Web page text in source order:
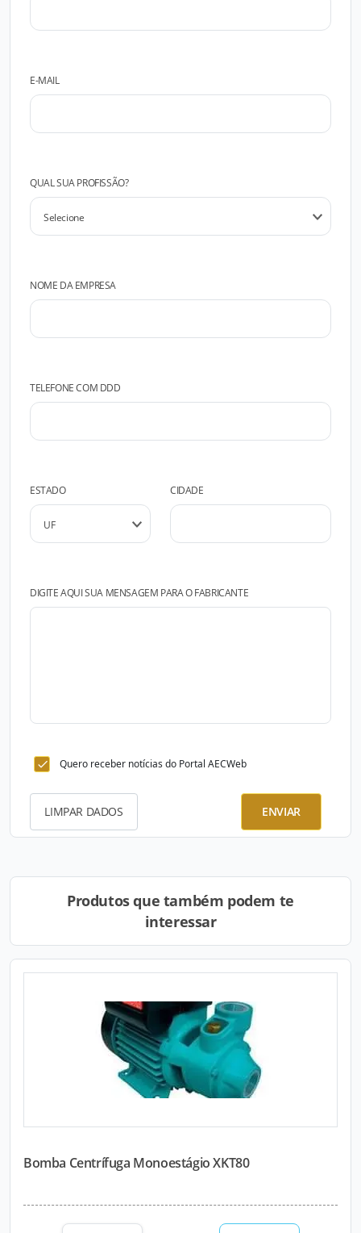
E-MAIL
QUAL SUA PROFISSÃO?
NOME DA EMPRESA
TELEFONE COM DDD
ESTADO CIDADE
DIGITE AQUI SUA MENSAGEM PARA O FABRICANTE
Quero receber notícias do Portal AECWeb
LIMPAR DADOS ENVIAR
Produtos que também podem te
interessar
Bomba Centrífuga Monoestágio XKT80